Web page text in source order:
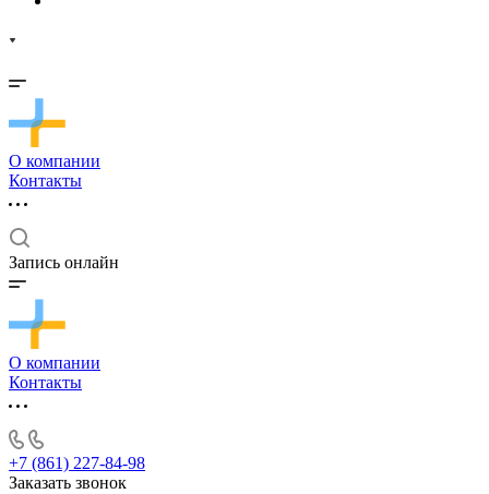
О компании
Контакты
Запись онлайн
О компании
Контакты
+7 (861) 227-84-98
Заказать звонок